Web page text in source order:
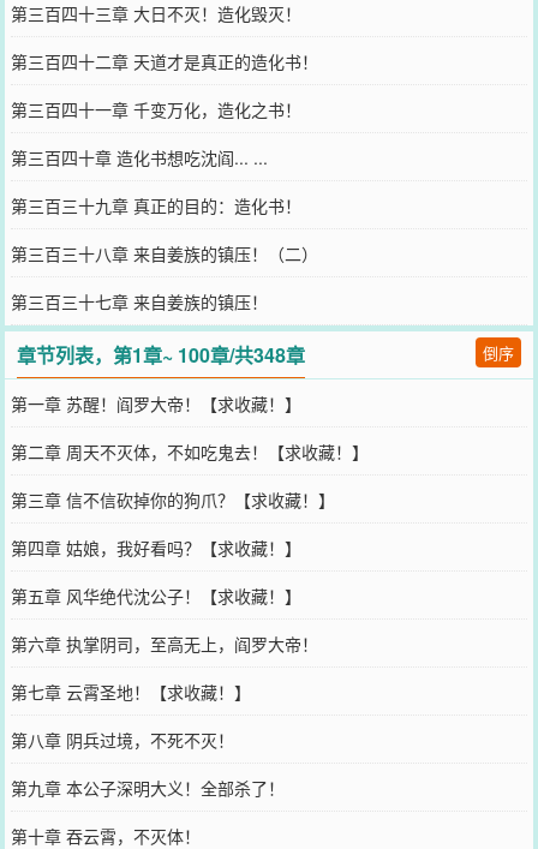
第三百四十三章 大日不灭！造化毁灭！
第三百四十二章 天道才是真正的造化书！
第三百四十一章 千变万化，造化之书！
第三百四十章 造化书想吃沈阎... ...
第三百三十九章 真正的目的：造化书！
第三百三十八章 来自姜族的镇压！（二）
第三百三十七章 来自姜族的镇压！
章节列表，第1章~ 100章/共348章 倒序
第一章 苏醒！阎罗大帝！【求收藏！】
第二章 周天不灭体，不如吃鬼去！【求收藏！】
第三章 信不信砍掉你的狗爪？【求收藏！】
第四章 姑娘，我好看吗？【求收藏！】
第五章 风华绝代沈公子！【求收藏！】
第六章 执掌阴司，至高无上，阎罗大帝！
第七章 云霄圣地！【求收藏！】
第八章 阴兵过境，不死不灭！
第九章 本公子深明大义！全部杀了！
第十章 吞云霄，不灭体！